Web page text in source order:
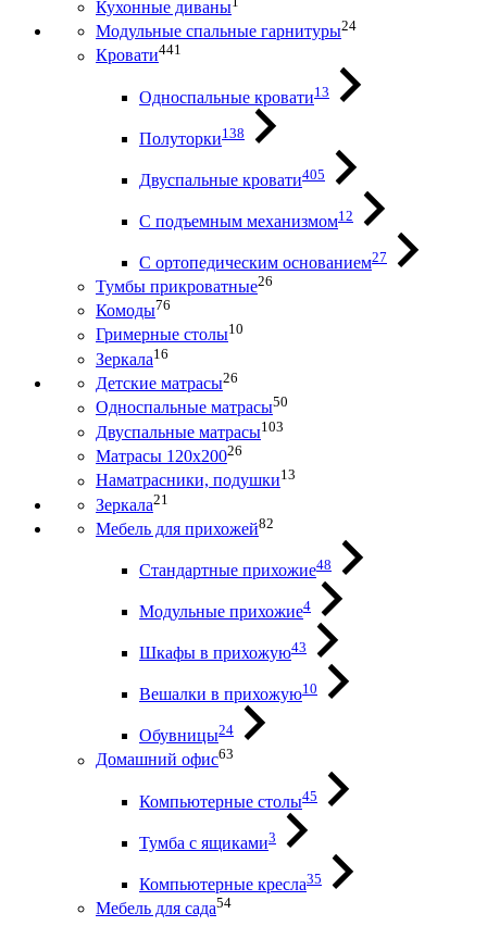
Кухонные диваны
Модульные спальные гарнитуры24
Кровати441
Односпальные кровати13
Полуторки138
Двуспальные кровати405
С подъемным механизмом12
С ортопедическим основанием27
Тумбы прикроватные26
Комоды76
Гримерные столы10
Зеркала16
Детские матрасы26
Односпальные матрасы50
Двуспальные матрасы103
Матрасы 120х20026
Наматрасники, подушки13
Зеркала21
Мебель для прихожей82
Стандартные прихожие48
Модульные прихожие4
Шкафы в прихожую43
Вешалки в прихожую10
Обувницы24
Домашний офис63
Компьютерные столы45
Тумба с ящиками3
Компьютерные кресла35
Мебель для сада54